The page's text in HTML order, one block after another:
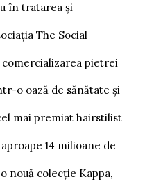
în tratarea și
The Social
pietrei
o oază de sănătate și
mai premiat hairstilist
14 milioane de
o nouă colecție Kappa,